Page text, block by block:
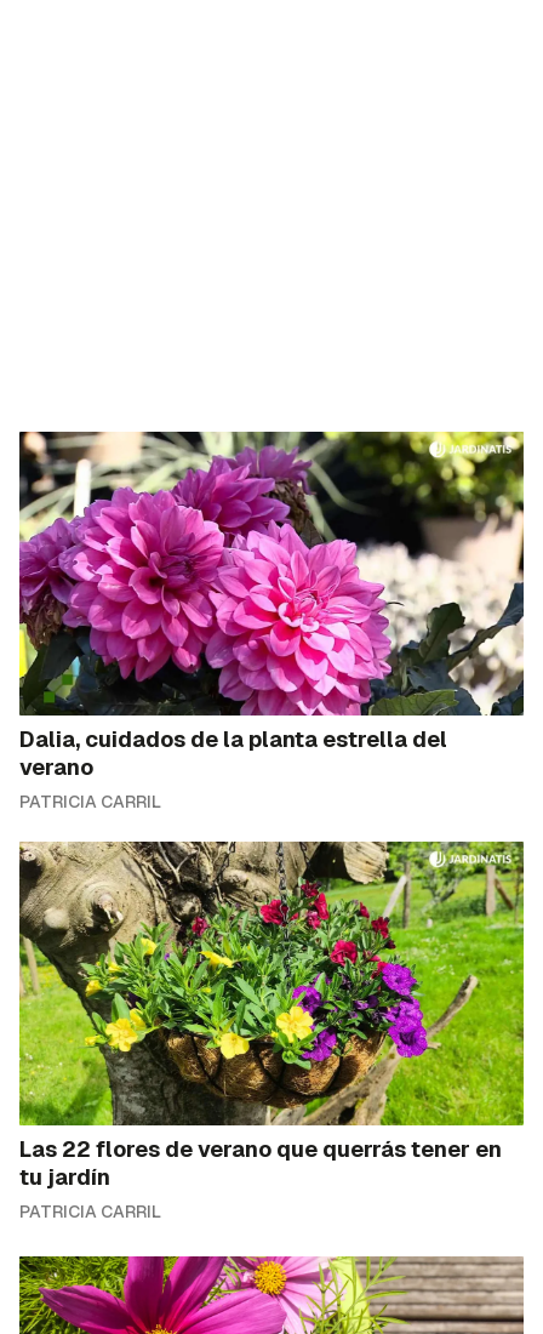
Dalia, cuidados de la planta estrella del
verano
PATRICIA CARRIL
Las 22 flores de verano que querrás tener en
tu jardín
PATRICIA CARRIL